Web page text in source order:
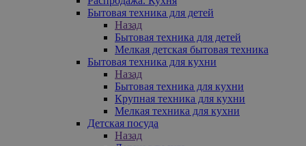
Бытовая техника для детей
Назад
Бытовая техника для детей
Мелкая детская бытовая техника
Бытовая техника для кухни
Назад
Бытовая техника для кухни
Крупная техника для кухни
Мелкая техника для кухни
Детская посуда
Назад